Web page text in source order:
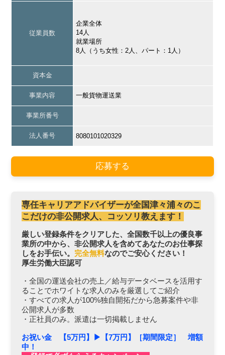
従業員数
企業全体
14人
就業場所
8人（うち女性：2人、パート：1人）
資本金
事業内容 一般貨物運送業
事業所番号
法人番号 8080101020329
応募する
専任キャリアアドバイザーが全国津々浦々のこ
こだけの非公開求人、コッソリ教えます！
厳しい登録条件をクリアした、全国数千以上の優良事
業所の中から、非公開求人を含めてあなたのお仕事探
しをお手伝い。 完全無料なのでご安心ください！
厚生労働大臣認可
・全国の運送会社の売上／給与データベースを活用す
ることでホワイトな求人のみを厳選してご紹介
・すべての求人が100%独自開拓だから急募案件や非
公開求人が多数
・正社員のみ。派遣は一切掲載しません
お祝い金 【5万円】▶︎【7万円】［期間限定］ 増額
中！